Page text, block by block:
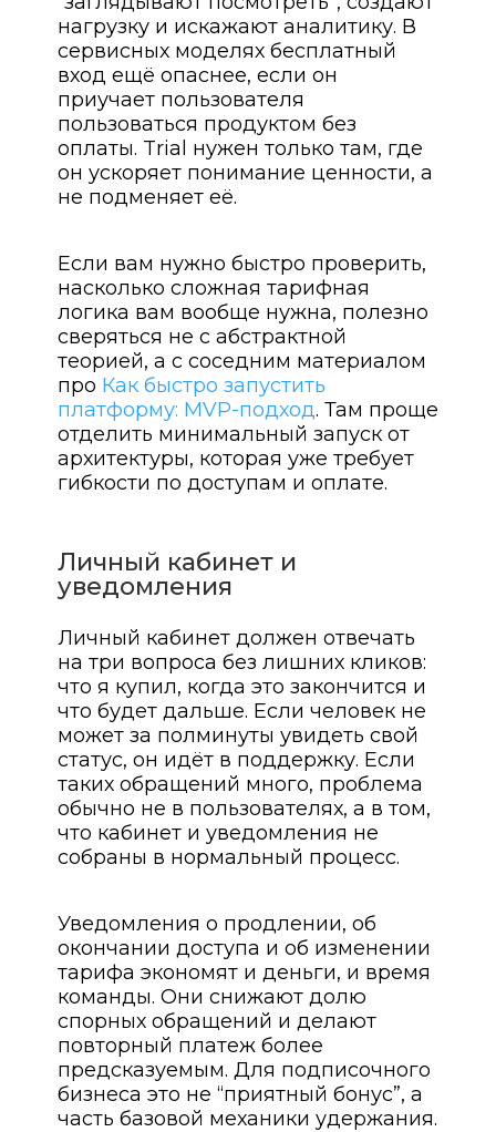
нагрузку и искажают аналитику. В
сервисных моделях бесплатный
вход ещё опаснее, если он
приучает пользователя
пользоваться продуктом без
оплаты. Trial нужен только там, где
он ускоряет понимание ценности, а
не подменяет её.
Если вам нужно быстро проверить,
насколько сложная тарифная
логика вам вообще нужна, полезно
сверяться не с абстрактной
теорией, а с соседним материалом
про Как быстро запустить
платформу: MVP-подход. Там проще
отделить минимальный запуск от
архитектуры, которая уже требует
гибкости по доступам и оплате.
Личный кабинет и
уведомления
Личный кабинет должен отвечать
на три вопроса без лишних кликов:
что я купил, когда это закончится и
что будет дальше. Если человек не
может за полминуты увидеть свой
статус, он идёт в поддержку. Если
таких обращений много, проблема
обычно не в пользователях, а в том,
что кабинет и уведомления не
собраны в нормальный процесс.
Уведомления о продлении, об
окончании доступа и об изменении
тарифа экономят и деньги, и время
команды. Они снижают долю
спорных обращений и делают
повторный платеж более
предсказуемым. Для подписочного
бизнеса это не “приятный бонус”, а
часть базовой механики удержания.